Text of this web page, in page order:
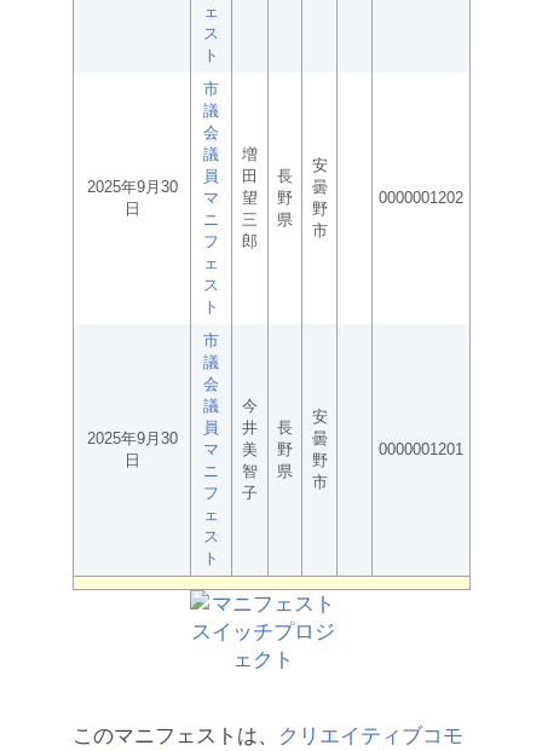
ェ
ス
ト
2025年9月30
日
市
議
会
議
員
マ
ニ
フ
ェ
ス
ト
増
田
望
三
郎
長
野
県
安
曇
野
市
0000001202
2025年9月30
日
市
議
会
議
員
マ
ニ
フ
ェ
ス
ト
今
井
美
智
子
長
野
県
安
曇
野
市
0000001201
このマニフェストは、
クリエイティブコモ